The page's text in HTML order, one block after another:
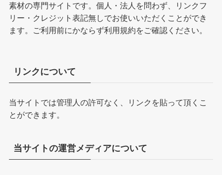
素材の専門サイトです。個人・法人を問わず、リンクフ
リー・クレジット表記無しでお使いいただくことができ
ます。ご利用前にかならず利用規約をご確認ください。
リンクについて
当サイトでは管理人の許可なく、リンクを貼って頂くこ
とができます。
当サイトの運営メディアについて